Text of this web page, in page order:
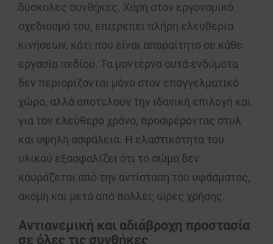
δύσκολες συνθήκες. Χάρη στον εργονομικό
σχεδιασμό του, επιτρέπει πλήρη ελευθερία
κινήσεων, κάτι που είναι απαραίτητο σε κάθε
εργασίαπεδίου. Τα μοντέρνα αυτά ενδύματα
δεν περιορίζονται μόνο στον επαγγελματικό
χώρο, αλλά αποτελούν την ιδανική επιλογή και
για τον ελεύθερο χρόνο, προσφέροντας στυλ
και υψηλή ασφάλεια. Η ελαστικότητα του
υλικού εξασφαλίζει ότι το σώμα δεν
κουράζεται από την αντίσταση του υφάσματος,
ακόμη και μετά από πολλές ώρες χρήσης.
Αντιανεμική και αδιάβροχη προστασία
σε όλες τις συνθήκες